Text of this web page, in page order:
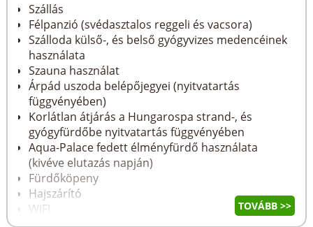
Szállás
Félpanzió (svédasztalos reggeli és vacsora)
Szálloda külső-, és belső gyógyvizes medencéinek
használata
Szauna használat
Árpád uszoda belépőjegyei (nyitvatartás
függvényében)
Korlátlan átjárás a Hungarospa strand-, és
gyógyfürdőbe nyitvatartás függvényében
Aqua-Palace fedett élményfürdő használata
(kivéve elutazás napján)
Fürdőköpeny
Hajszárító
WIFI
TOVÁBB >>